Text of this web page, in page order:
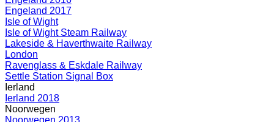
Engeland 2017
Isle of Wight
Isle of Wight Steam Railway
Lakeside & Haverthwaite Railway
London
Ravenglass & Eskdale Railway
Settle Station Signal Box
Ierland
Ierland 2018
Noorwegen
Noorwegen 2013